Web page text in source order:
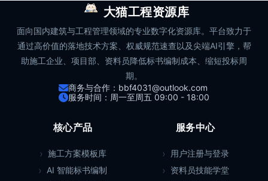
大猫工程资源库
面向国内建筑与工程管理领域的专业数字化资源库。平台致力于
通过高价值的落地技术方案、权威规范速查以及尖端AI引擎，帮
助施工企业、项目部、资料员降低标书编制成本、缩短投标周
期。
商务与合作：bbf4031@outlook.com
服务时间：周一至周五 09:00 - 18:00
核心产品
施工方案模板库
AI 智能标书编制
服务中心
用户注册与登录
资料员技能学堂